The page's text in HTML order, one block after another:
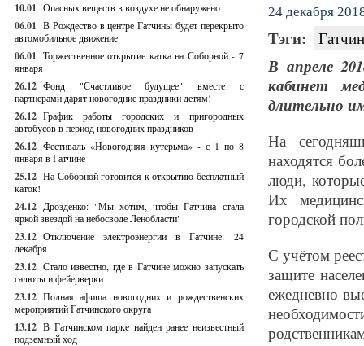
10.01 Опасных веществ в воздухе не обнаружено
06.01 В Рождество в центре Гатчины будет перекрыто
автомобильное движение
06.01 Торжественное открытие катка на Соборной - 7
января
26.12 Фонд "Счастливое будущее" вместе с
партнерами дарят новогодние праздники детям!
26.12 График работы городских и пригородных
автобусов в период новогодних праздников
26.12 Фестиваль «Новогодняя кутерьма» - с 1 по 8
января в Гатчине
25.12 На Соборной готовится к открытию бесплатный
каток!
24.12 Дрозденко: "Мы хотим, чтобы Гатчина стала
яркой звездой на небосводе Ленобласти"
23.12 Отключение электроэнергии в Гатчине: 24
декабря
23.12 Стало известно, где в Гатчине можно запускать
салюты и фейерверки
23.12 Полная афиша новогодних и рождественских
мероприятий Гатчинского округа
13.12 В Гатчинском парке найден ранее неизвестный
подземный ход
24 декабря
Тэги:
В апреле
кабинет
длительно
На
находятся
люди,
Их
городской
С учётом
защите
ежедневно